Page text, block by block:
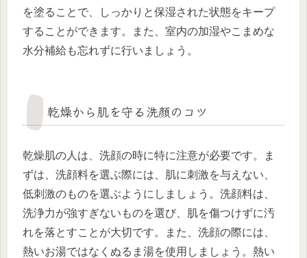
を塗ることで、しっかりと保湿された状態をキープ
することができます。また、室内の加湿やこまめな
水分補給も忘れずに行いましょう。
乾燥から肌を守る洗顔のコツ
乾燥肌の人は、洗顔の時に特に注意が必要です。ま
ずは、洗顔料を選ぶ際には、肌に刺激を与えない、
低刺激のものを選ぶようにしましょう。洗顔料は、
洗浄力が強すぎないものを選び、肌を傷つけずに汚
れを落とすことが大切です。また、洗顔の際には、
熱いお湯ではなくぬるま湯を使用しましょう。熱い